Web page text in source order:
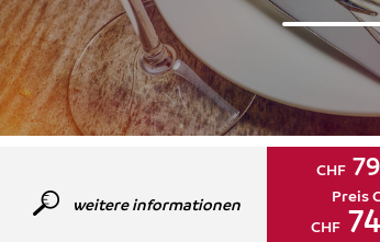
weitere informationen
CHF
Preis
CHF